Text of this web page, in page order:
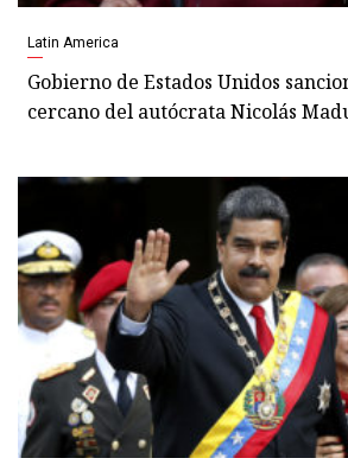
Latin America
Gobierno de Estados Unidos
cercano del autócrata Nicolás